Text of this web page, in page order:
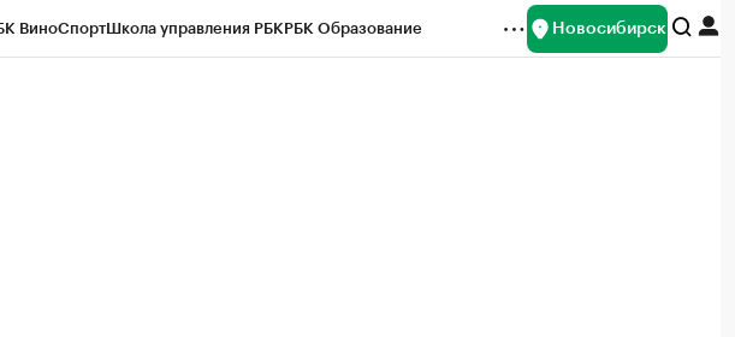
ВиноСпортШкола управления РБКРБК Образование Новосибирск